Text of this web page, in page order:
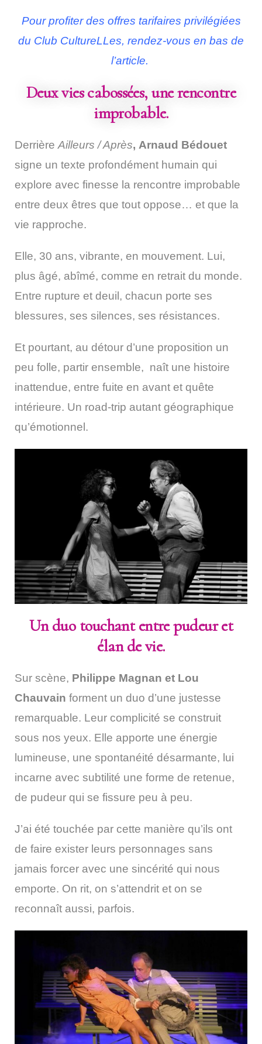
Pour profiter des offres tarifaires privilégiées
du Club CultureLLes, rendez-vous en bas de
l’article.
Deux vies cabossées, une rencontre
improbable.
Derrière Ailleurs / Après, Arnaud Bédouet
signe un texte profondément humain qui
explore avec finesse la rencontre improbable
entre deux êtres que tout oppose… et que la
vie rapproche.
Elle, 30 ans, vibrante, en mouvement. Lui,
plus âgé, abîmé, comme en retrait du monde.
Entre rupture et deuil, chacun porte ses
blessures, ses silences, ses résistances.
Et pourtant, au détour d’une proposition un
peu folle, partir ensemble, naît une histoire
inattendue, entre fuite en avant et quête
intérieure. Un road-trip autant géographique
qu’émotionnel.
Un duo touchant entre pudeur et
élan de vie.
Sur scène, Philippe Magnan et Lou
Chauvain forment un duo d’une justesse
remarquable. Leur complicité se construit
sous nos yeux. Elle apporte une énergie
lumineuse, une spontanéité désarmante, lui
incarne avec subtilité une forme de retenue,
de pudeur qui se fissure peu à peu.
J’ai été touchée par cette manière qu’ils ont
de faire exister leurs personnages sans
jamais forcer avec une sincérité qui nous
emporte. On rit, on s’attendrit et on se
reconnaît aussi, parfois.